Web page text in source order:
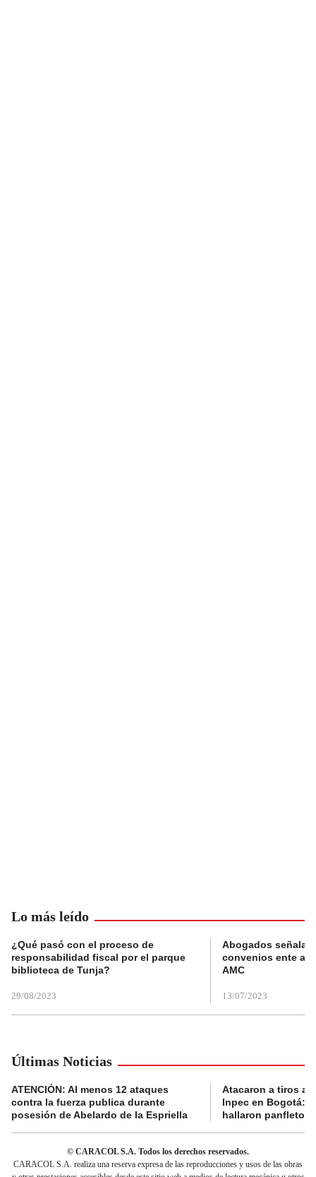
Lo más leído
¿Qué pasó con el proceso de
responsabilidad fiscal por el parque
biblioteca de Tunja?
29/08/2023
Abogados
convenios ente
AMC
13/07/2023
Últimas Noticias
ATENCIÓN: Al menos 12 ataques
contra la fuerza publica durante
posesión de Abelardo de la Espriella
Atacaron a tiros a
Inpec en Bogotá:
hallaron panfletos
© CARACOL S.A. Todos los derechos reservados.
CARACOL S.A. realiza una reserva expresa de las reproducciones y usos de las obras